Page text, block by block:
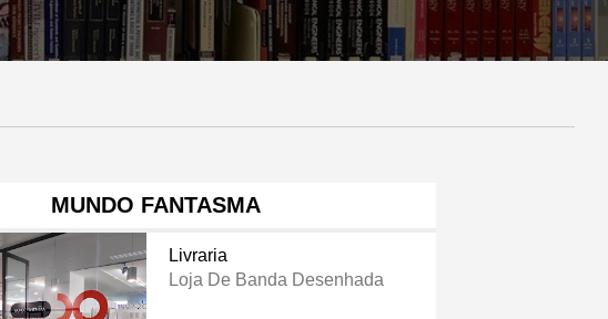
MUNDO FANTASMA
Livraria
Loja De Banda Desenhada